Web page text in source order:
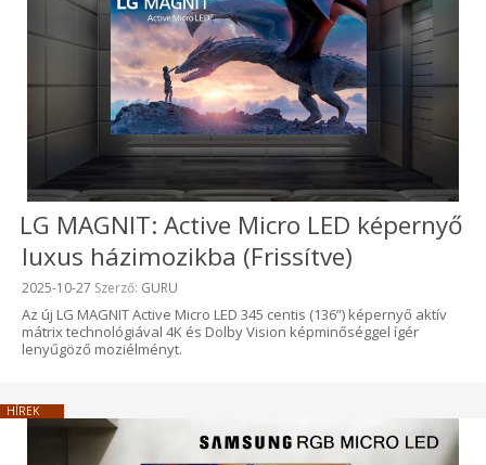
LG MAGNIT: Active Micro LED képernyő
luxus házimozikba (Frissítve)
Beküldve:
2025-10-27 Szerző: GURU
Az új LG MAGNIT Active Micro LED 345 centis (136”) képernyő aktív
mátrix technológiával 4K és Dolby Vision képminőséggel ígér
lenyűgöző moziélményt.
HÍREK